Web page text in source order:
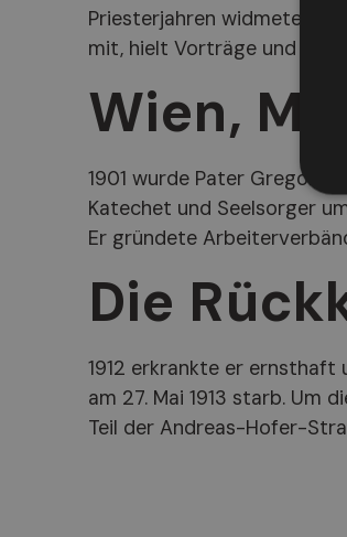
Priesterjahren widmete er
mit, hielt Vorträge und
Wien,
1901 wurde Pater Gregor
Katechet und Seelsorger
Er gründete
Die
1912 erkrankte er ernsthaft
am 27. Mai 1913 starb. Um
Teil der Andreas-Hofer-